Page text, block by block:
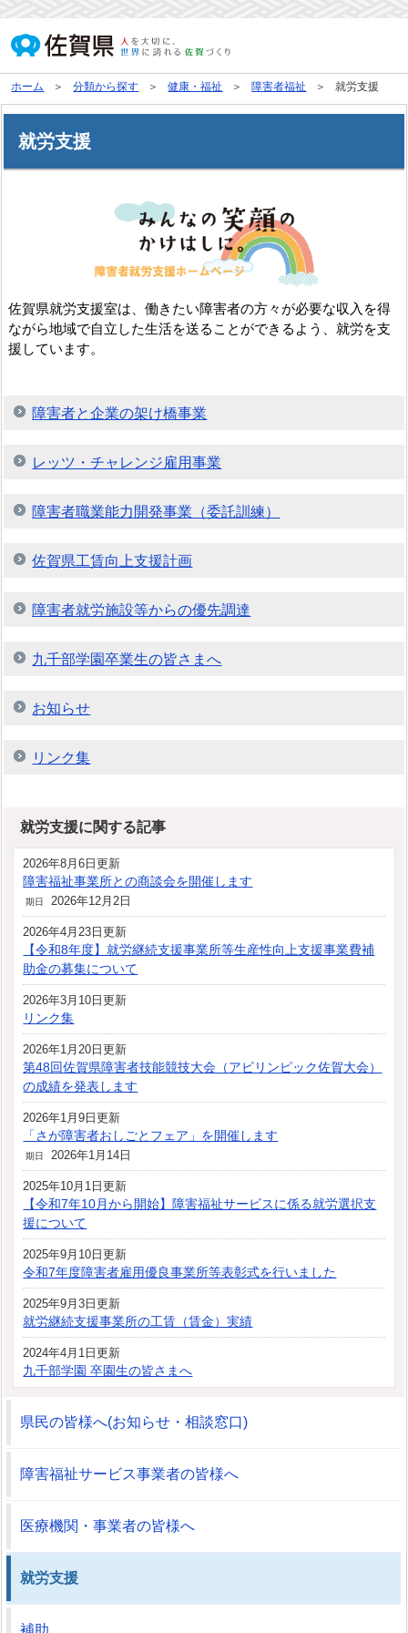
ホーム 分類から探す 健康・福祉 障害者福祉 就労支援
就労支援
佐賀県就労支援室は、働きたい障害者の方々が必要な収入を得
ながら地域で自立した生活を送ることができるよう、就労を支
援しています。
障害者と企業の架け橋事業
レッツ・チャレンジ雇用事業
障害者職業能力開発事業（委託訓練）
佐賀県工賃向上支援計画
障害者就労施設等からの優先調達
九千部学園卒業生の皆さまへ
お知らせ
リンク集
就労支援に関する記事
2026年8月6日更新
障害福祉事業所との商談会を開催します
期日 2026年12月2日
2026年4月23日更新
【令和8年度】就労継続支援事業所等生産性向上支援事業費補
助金の募集について
2026年3月10日更新
リンク集
2026年1月20日更新
第48回佐賀県障害者技能競技大会（アビリンピック佐賀大会）
の成績を発表します
2026年1月9日更新
「さが障害者おしごとフェア」を開催します
期日 2026年1月14日
2025年10月1日更新
【令和7年10月から開始】障害福祉サービスに係る就労選択支
援について
2025年9月10日更新
令和7年度障害者雇用優良事業所等表彰式を行いました
2025年9月3日更新
就労継続支援事業所の工賃（賃金）実績
2024年4月1日更新
九千部学園 卒園生の皆さまへ
県民の皆様へ(お知らせ・相談窓口)
障害福祉サービス事業者の皆様へ
医療機関・事業者の皆様へ
就労支援